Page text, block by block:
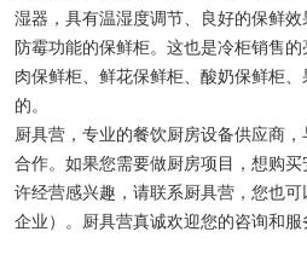
湿器，具有温湿度调节、良好的保鲜效
防霉功能的保鲜柜。这也是冷柜销售
肉保鲜柜、鲜花保鲜柜、酸奶保鲜柜
的。
厨具营，专业的餐饮厨房设备供应商
合作。如果您需要做厨房项目，想购
许经营感兴趣，请联系厨具营，您也
企业）。厨具营真诚欢迎您的咨询和服